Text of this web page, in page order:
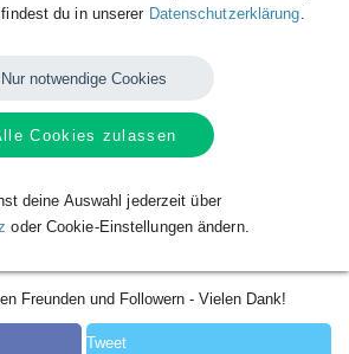
Freunden und Followern - Vielen Dank!
Tweet
du in unserer Datenschutzerklärung
Nur notwendige Cookies
Cookies zulassen
deine Auswahl jederzeit über
oder Cookie-Einstellungen ändern.